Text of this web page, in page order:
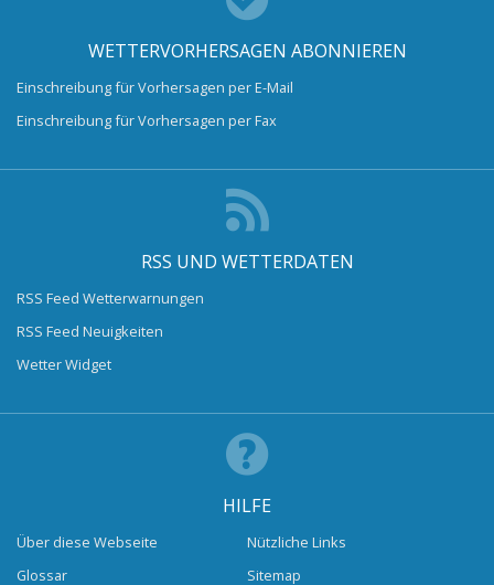
WETTERVORHERSAGEN ABONNIEREN
Einschreibung für Vorhersagen per E-Mail
Einschreibung für Vorhersagen per Fax
RSS UND WETTERDATEN
RSS Feed Wetterwarnungen
RSS Feed Neuigkeiten
Wetter Widget
HILFE
Über diese Webseite
Glossar
Nützliche Links
Sitemap